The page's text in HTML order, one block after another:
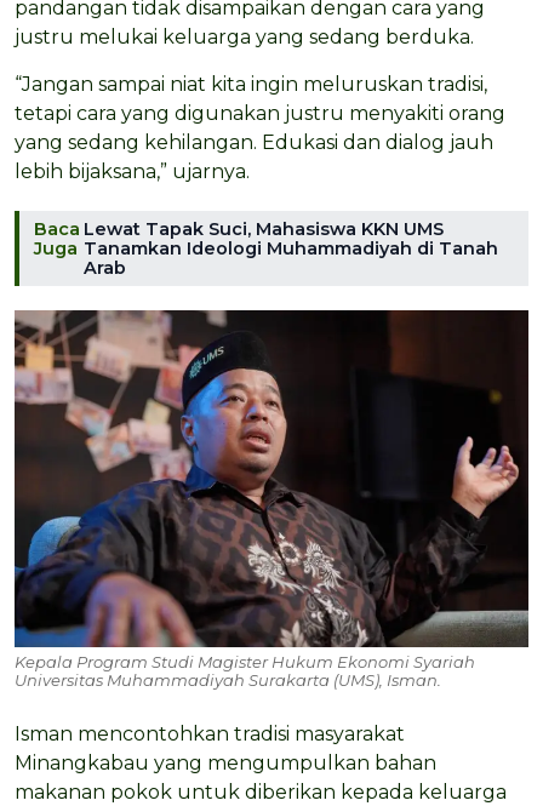
pandangan tidak disampaikan dengan cara yang
justru melukai keluarga yang sedang berduka.
“Jangan sampai niat kita ingin meluruskan tradisi,
tetapi cara yang digunakan justru menyakiti orang
yang sedang kehilangan. Edukasi dan dialog jauh
lebih bijaksana,” ujarnya.
Baca
Juga
Lewat Tapak Suci, Mahasiswa KKN UMS
Tanamkan Ideologi Muhammadiyah di Tanah
Arab
Kepala Program Studi Magister Hukum Ekonomi Syariah
Universitas Muhammadiyah Surakarta (UMS), Isman.
Isman mencontohkan tradisi masyarakat
Minangkabau yang mengumpulkan bahan
makanan pokok untuk diberikan kepada keluarga